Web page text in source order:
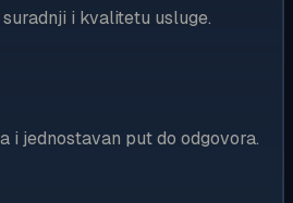
i kvalitetu usluge.
i jednostavan put do odgovora.